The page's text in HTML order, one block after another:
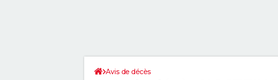
Avis de décès